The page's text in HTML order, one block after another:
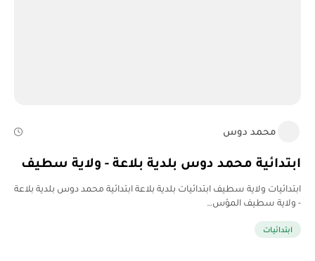
محمد دوس
ابتدائية محمد دوس بلدية بلاعة - ولاية سطيف
ابتدائيات ولاية سطيف ابتدائيات بلدية بلاعة ابتدائية محمد دوس بلدية بلاعة
- ولاية سطيف المؤس…
ابتدائيات